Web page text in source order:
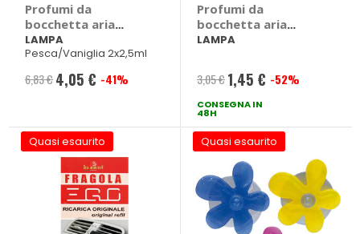
Profumi da
bocchetta aria
Double Fresh -
LAMPA
LAMPA
Pesca/Vaniglia 2x2,5ml
6,83 € Prezzo
4,05 € -41%
Profumi da
bocchetta aria
Ricarica - Ego Cocco
LAMPA
3,05 € Prezzo
speciale
1,45 € -52%
CONSEGNA IN
48H
Quasi esaurito Quasi esaurito